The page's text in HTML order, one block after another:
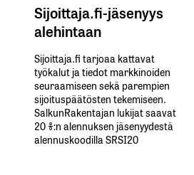
Sijoittaja.fi-jäsenyys
alehintaan
Sijoittaja.fi tarjoaa kattavat
työkalut ja tiedot markkinoiden
seuraamiseen sekä parempien
sijoituspäätösten tekemiseen.
SalkunRakentajan lukijat saavat
20 %:n alennuksen jäsenyydestä
alennuskoodilla SRSI20